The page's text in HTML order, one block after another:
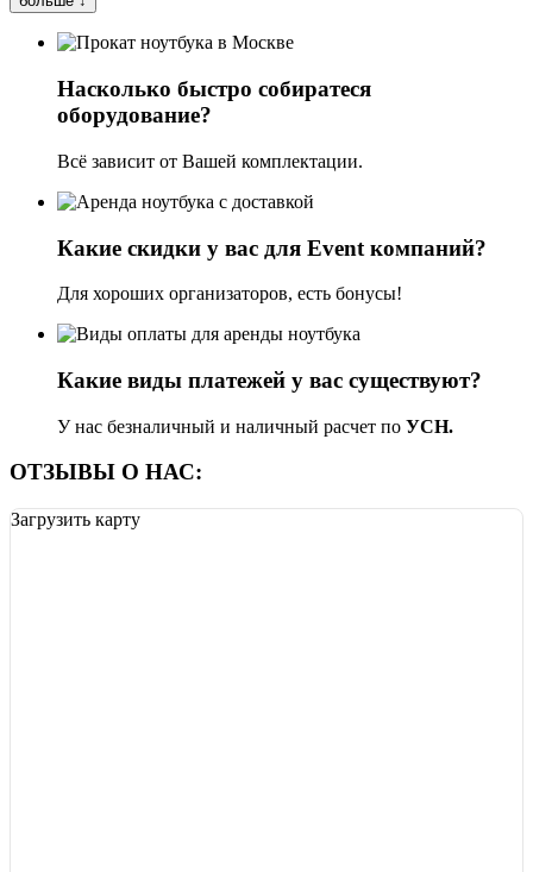
Насколько быстро собиратеся
оборудование?
Всё зависит от Вашей комплектации.
Какие скидки у вас для Event компаний?
Для хороших организаторов, есть бонусы!
Какие виды платежей у вас существуют?
У нас безналичный и наличный расчет по УСН.
ОТЗЫВЫ О НАС:
Загрузить карту